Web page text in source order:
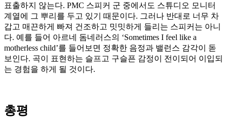
표출하지 않는다. PMC 스피커 군 중에서도 스튜디오 모니터
계열에 그 뿌리를 두고 있기 때문이다. 그러나 반대로 너무 차
갑고 매끈하게 빠져 건조하고 밋밋하게 들리는 스피커는 아니
다. 예를 들어 아르네 돔네러스의 ‘Sometimes I feel like a
motherless child’를 들어보면 정확한 음정과 밸런스 감각이 돋
보인다. 곡이 표현하는 슬프고 구슬픈 감정이 전이되어 이입되
는 경험을 하게 될 것이다.
총평